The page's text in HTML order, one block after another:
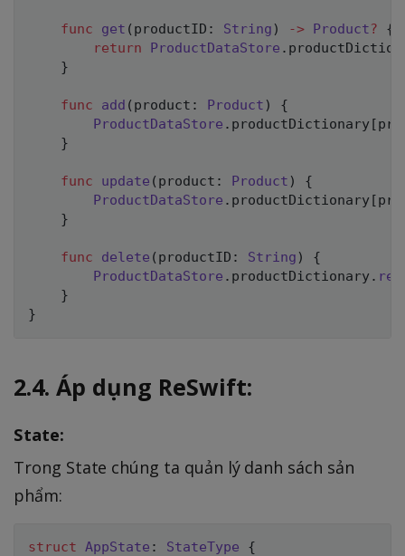
func get ( productID : String ) -> Product?
{
return
ProductDataStore .
}
func add ( product : Product )
{
ProductDataStore . productDictionary[
}
func update ( product : Product )
{
ProductDataStore . productDictionary[
}
func delete ( productID : String )
{
ProductDataStore . productDictionary.
}
}
2.4. Áp dụng ReSwift:
State:
Trong State chúng ta quản lý danh sách sản
phẩm:
struct AppState : StateType
{